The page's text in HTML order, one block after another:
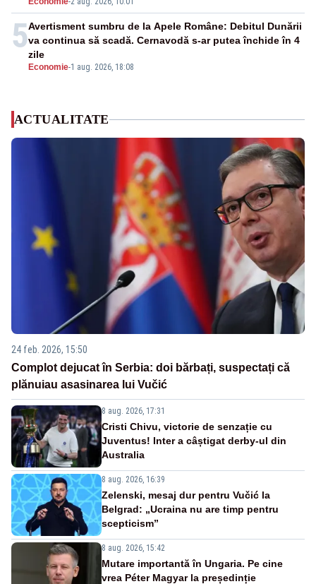
5
Economie-1 aug. 2026, 18:08
Avertisment sumbru de la Apele Române: Debitul Dunării
va continua să scadă. Cernavodă s-ar putea închide în 4
zile
ACTUALITATE
24 feb. 2026, 15:50
Complot dejucat în Serbia: doi bărbați, suspectați că
plănuiau asasinarea lui Vučić
8 aug. 2026, 17:31
Cristi Chivu, victorie de senzație cu
Juventus! Inter a câștigat derby-ul din
Australia
8 aug. 2026, 16:39
Zelenski, mesaj dur pentru Vučić la
Belgrad: „Ucraina nu are timp pentru
scepticism”
8 aug. 2026, 15:42
Mutare importantă în Ungaria. Pe cine
vrea Péter Magyar la președinție